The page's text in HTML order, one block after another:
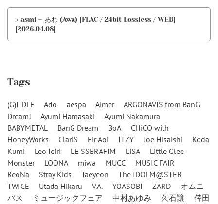
> asmi – あわ (Awa) [FLAC / 24bit Lossless / WEB]
[2026.04.08]
Tags
(G)I-DLE Ado aespa Aimer
ARGONAVIS from BanG
Dream!
Ayumi Hamasaki
Ayumi Nakamura
BABYMETAL
BanG Dream BoA
CHiCO with
HoneyWorks
ClariS Eir Aoi ITZY Joe Hisaishi
Koda
Kumi
Leo Ieiri LE SSERAFIM LiSA
Little Glee
Monster
LOONA miwa MUCC
MUSIC FAIR
ReoNa
Stray Kids Taeyeon
The IDOLM@STER
TWICE
Utada Hikaru V.A. YOASOBI ZARD
オムニ
バス
ミュージックフェア 中村あゆみ 久石譲
倖田